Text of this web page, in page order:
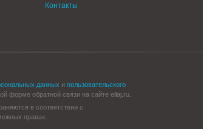
Контакты
данных и пользовательского
форме обратной связи на сайте ellaj.ru.
в соответствии с
правах.